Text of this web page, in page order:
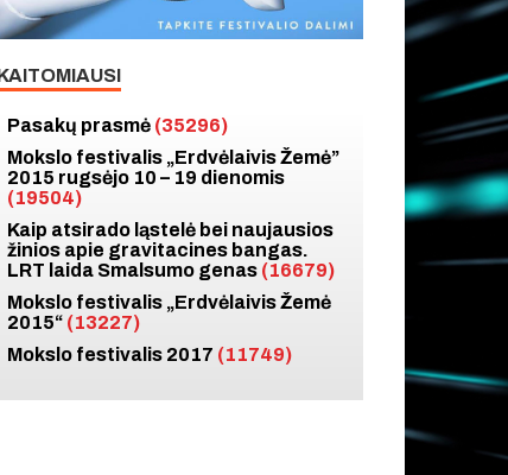
Pasakų prasmė (35296)
Mokslo festivalis „Erdvėlaivis Žemė”
2015 rugsėjo 10 – 19 dienomis
(19504)
Kaip atsirado ląstelė bei naujausios
žinios apie gravitacines bangas.
LRT laida Smalsumo genas (16679)
Mokslo festivalis „Erdvėlaivis Žemė
2015“ (13227)
Mokslo festivalis 2017 (11749)